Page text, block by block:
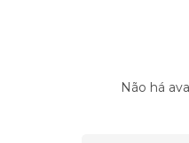
Não há